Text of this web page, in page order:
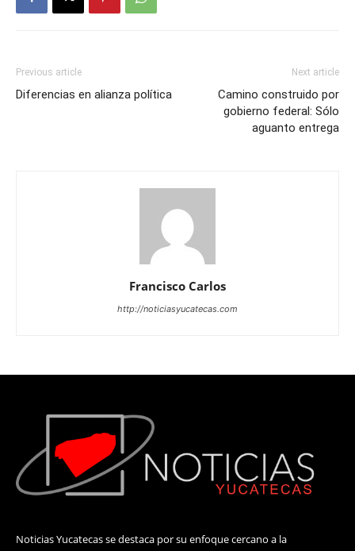
Previous article
Diferencias en alianza política
Next article
Camino construido por
gobierno federal: Sólo
aguanto entrega
Francisco Carlos
http://noticiasyucatecas.com
Noticias Yucatecas se destaca por su enfoque cercano a la